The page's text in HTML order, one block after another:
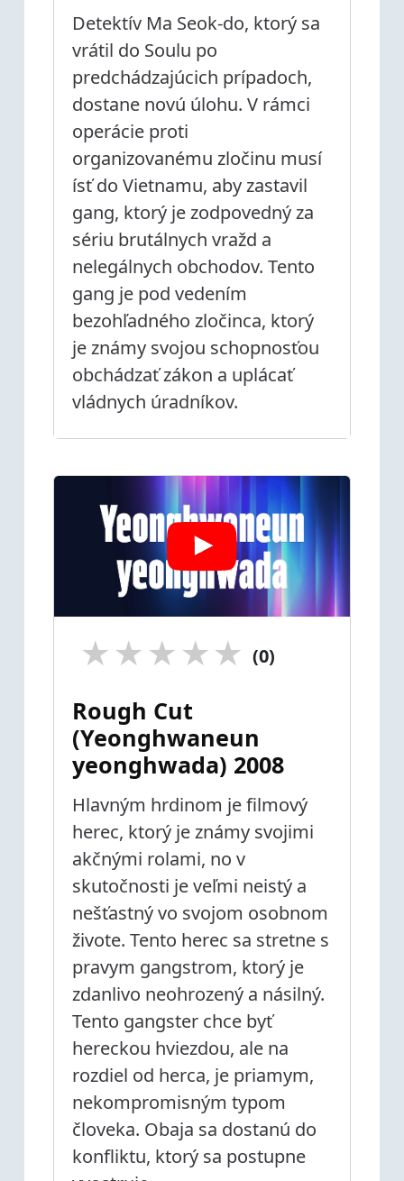
Detektív Ma Seok-do, ktorý sa
vrátil do Soulu po
predchádzajúcich prípadoch,
dostane novú úlohu. V rámci
operácie proti
organizovanému zločinu musí
ísť do Vietnamu, aby zastavil
gang, ktorý je zodpovedný za
sériu brutálnych vražd a
nelegálnych obchodov. Tento
gang je pod vedením
bezohľadného zločinca, ktorý
je známy svojou schopnosťou
obchádzať zákon a uplácať
vládnych úradníkov.
★
★
★
★
★ (0)
Rough Cut
(Yeonghwaneun
yeonghwada) 2008
Hlavným hrdinom je filmový
herec, ktorý je známy svojimi
akčnými rolami, no v
skutočnosti je veľmi neistý a
nešťastný vo svojom osobnom
živote. Tento herec sa stretne s
pravym gangstrom, ktorý je
zdanlivo neohrozený a násilný.
Tento gangster chce byť
hereckou hviezdou, ale na
rozdiel od herca, je priamym,
nekompromisným typom
človeka. Obaja sa dostanú do
konfliktu, ktorý sa postupne